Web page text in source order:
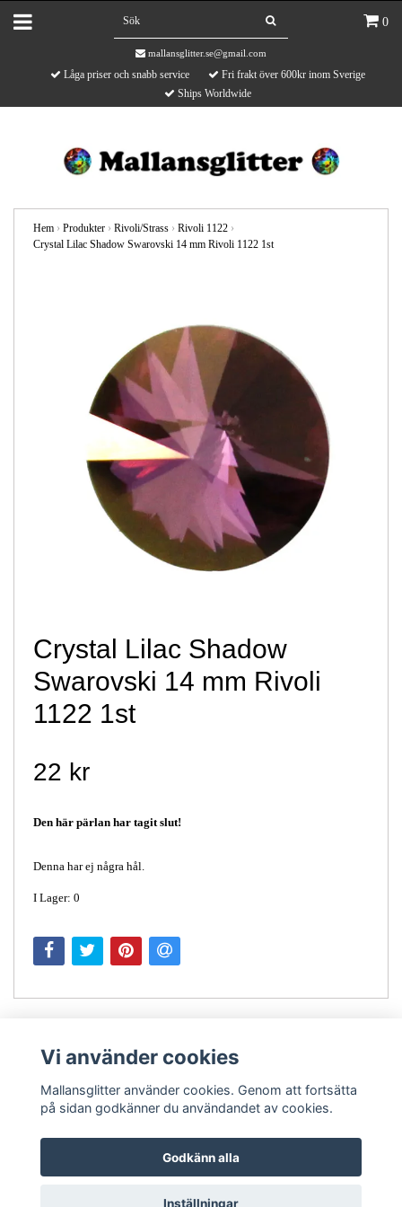
0
mallansglitter.se@gmail.com
Låga priser och snabb service
Fri frakt över 600kr inom Sverige
Ships Worldwide
Hem › Produkter › Rivoli/Strass › Rivoli 1122 ›
Crystal Lilac Shadow Swarovski 14 mm Rivoli 1122 1st
Crystal Lilac Shadow
Swarovski 14 mm Rivoli
1122 1st
22 kr
Den här pärlan har tagit slut!
Denna har ej några hål.
I Lager: 0
Vi använder cookies
Mallansglitter använder cookies. Genom att fortsätta
på sidan godkänner du användandet av cookies.
Godkänn alla
Inställningar